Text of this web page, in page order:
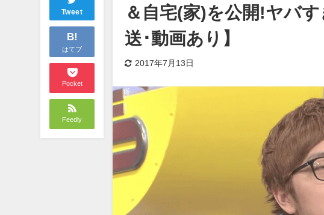
Tweet
B!
はてブ
Pocket
Feedly
＆自宅(家)を公開!ヤバ
送･動画あり】
2017年7月13日